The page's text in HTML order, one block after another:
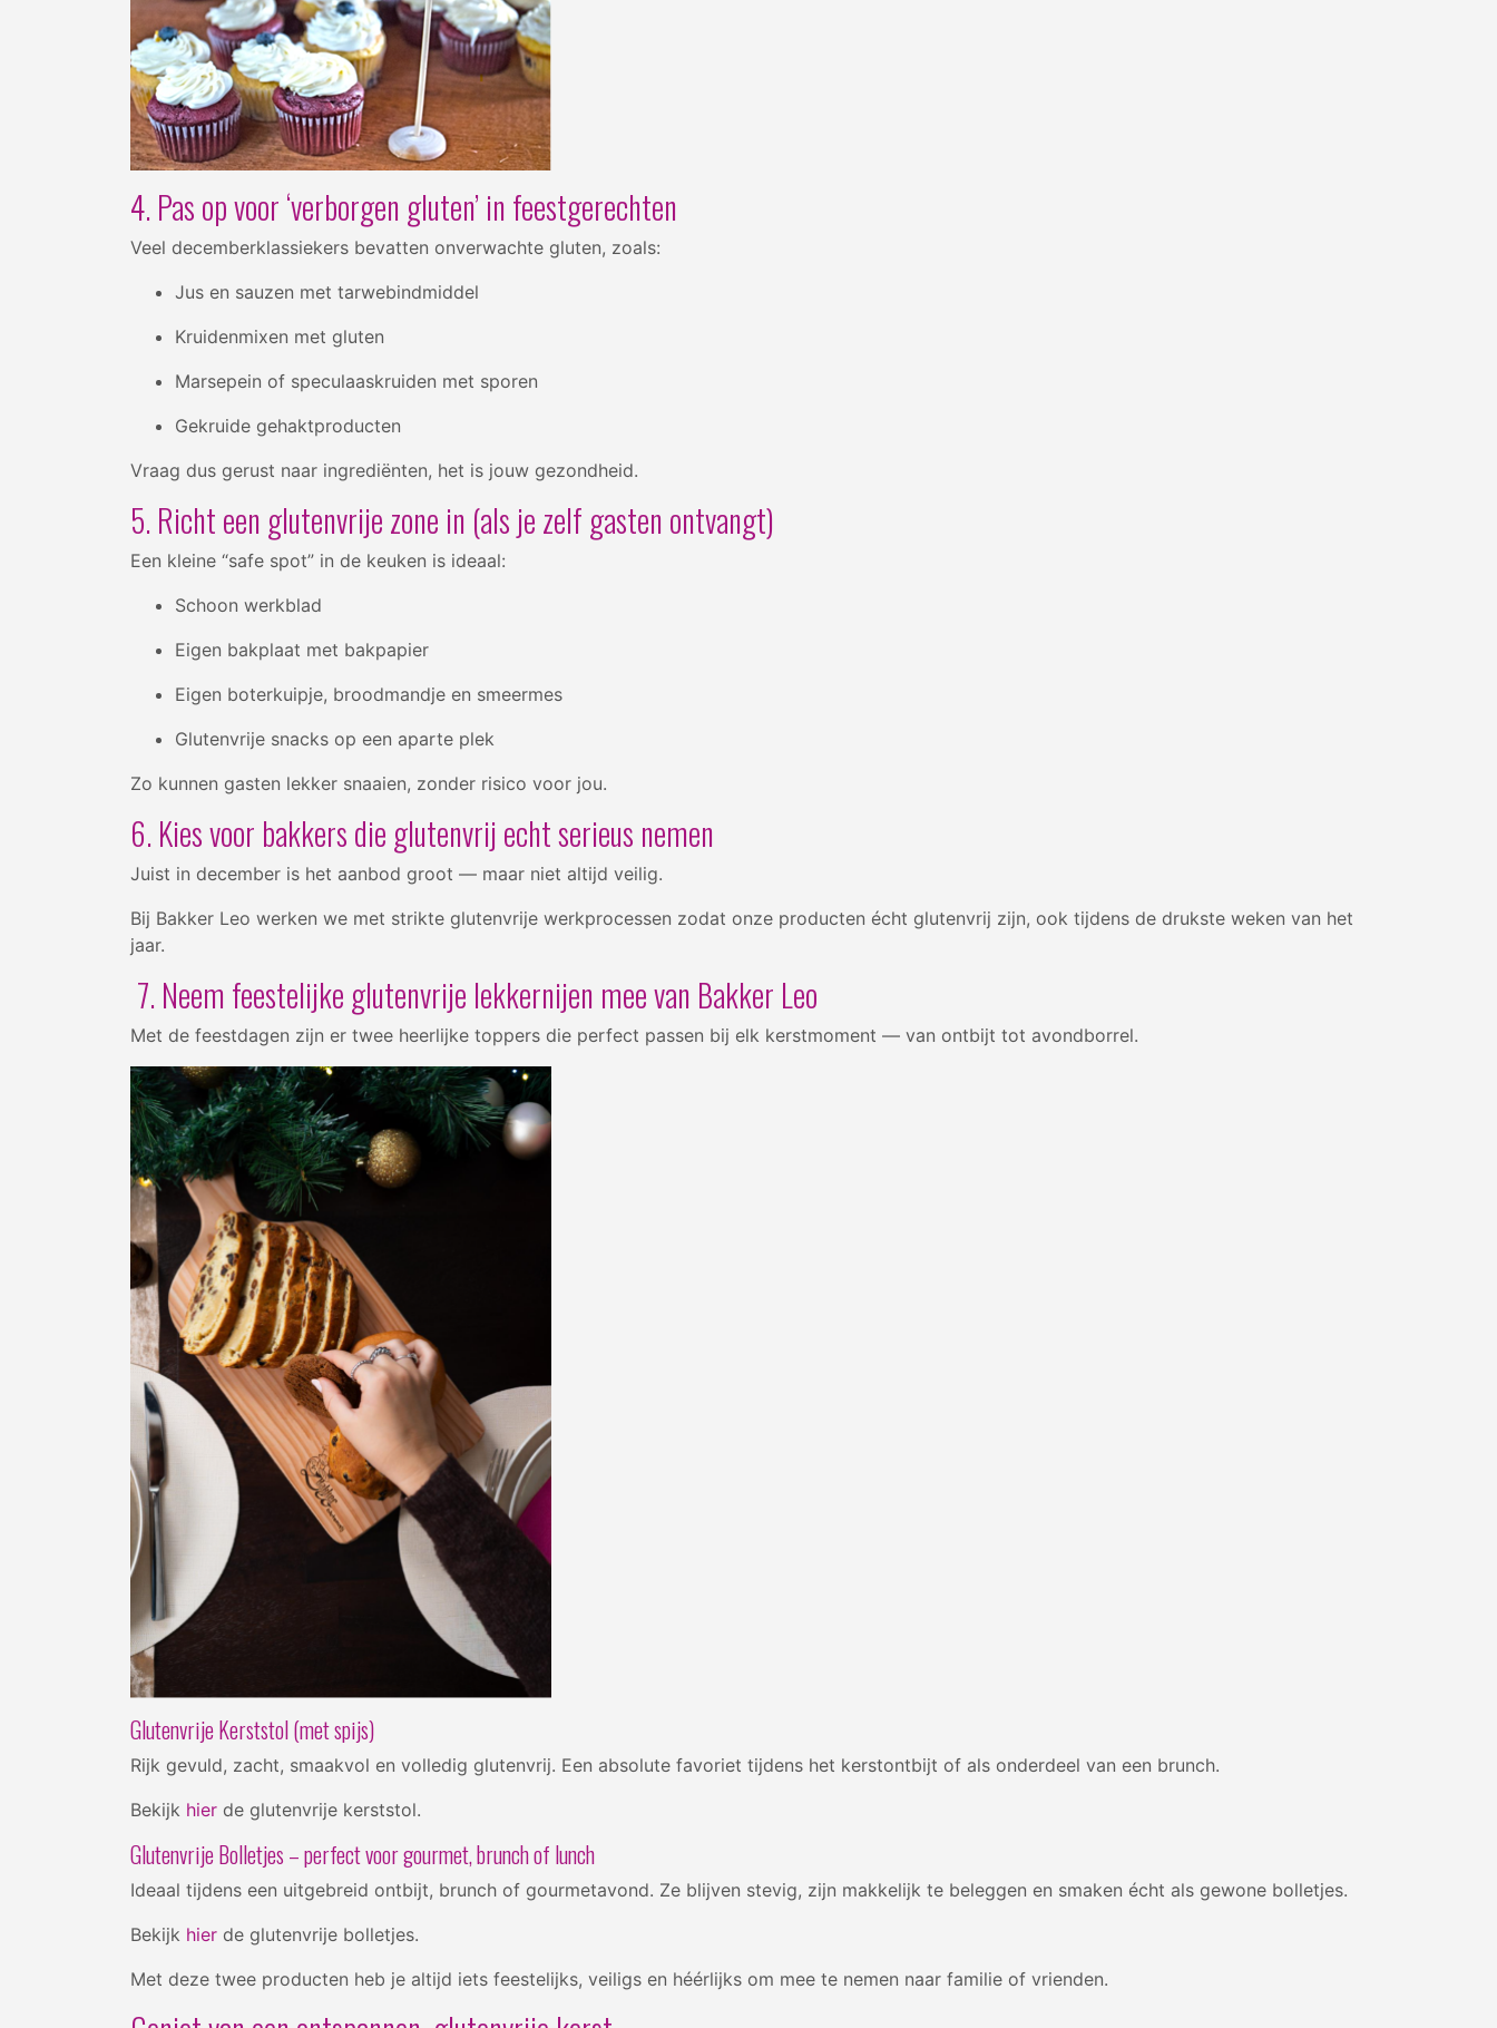
4. Pas op voor ‘verborgen gluten’ in feestgerechten
Veel decemberklassiekers bevatten onverwachte gluten, zoals:
Jus en sauzen met tarwebindmiddel
Kruidenmixen met gluten
Marsepein of speculaaskruiden met sporen
Gekruide gehaktproducten
Vraag dus gerust naar ingrediënten, het is jouw gezondheid.
5. Richt een glutenvrije zone in (als je zelf gasten ontvangt)
Een kleine “safe spot” in de keuken is ideaal:
Schoon werkblad
Eigen bakplaat met bakpapier
Eigen boterkuipje, broodmandje en smeermes
Glutenvrije snacks op een aparte plek
Zo kunnen gasten lekker snaaien, zonder risico voor jou.
6. Kies voor bakkers die glutenvrij echt serieus nemen
Juist in december is het aanbod groot — maar niet altijd veilig.
Bij Bakker Leo werken we met strikte glutenvrije werkprocessen zodat onze producten écht glutenvrij zijn, ook tijdens de drukste weken van het
jaar.
7. Neem feestelijke glutenvrije lekkernijen mee van Bakker Leo
Met de feestdagen zijn er twee heerlijke toppers die perfect passen bij elk kerstmoment — van ontbijt tot avondborrel.
Glutenvrije Kerststol (met spijs)
Rijk gevuld, zacht, smaakvol en volledig glutenvrij. Een absolute favoriet tijdens het kerstontbijt of als onderdeel van een brunch.
Bekijk hier de glutenvrije kerststol.
Glutenvrije Bolletjes – perfect voor gourmet, brunch of lunch
Ideaal tijdens een uitgebreid ontbijt, brunch of gourmetavond. Ze blijven stevig, zijn makkelijk te beleggen en smaken écht als gewone bolletjes.
Bekijk hier de glutenvrije bolletjes.
Met deze twee producten heb je altijd iets feestelijks, veiligs en héérlijks om mee te nemen naar familie of vrienden.